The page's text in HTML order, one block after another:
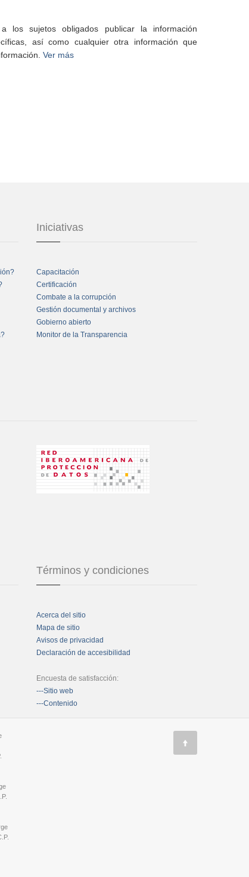
los sujetos obligados publicar la información
así como cualquier otra información que
Ver más
Iniciativas
Capacitación
Certificación
Combate a la corrupción
Gestión documental y archivos
Gobierno abierto
Monitor de la Transparencia
Términos y condiciones
Acerca del sitio
Mapa de sitio
Avisos de privacidad
Declaración de accesibilidad
Encuesta de satisfacción:
---Sitio web
---Contenido